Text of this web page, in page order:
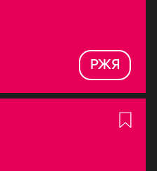
РЖЯ